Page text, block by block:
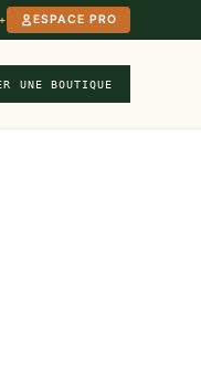
ESPACE PRO
UNE BOUTIQUE